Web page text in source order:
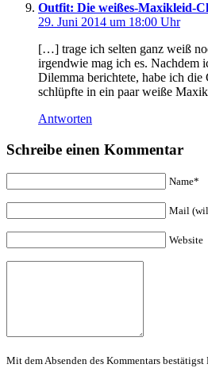
Outfit: Die weißes-Maxikleid-
29. Juni 2014 um 18:00 Uhr
[…] trage ich selten ganz weiß
irgendwie mag ich es. Nachdem
Dilemma berichtete, habe ich die
schlüpfte in ein paar weiße
Antworten
Schreibe einen Kommentar
Name*
Mail
Website
Mit dem Absenden des Kommentars bestätigst